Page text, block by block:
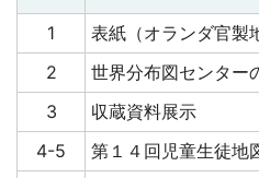
1
表紙（オランダ官製
2
世界分布図センター
3
収蔵資料展示
4-5
第１４回児童生徒地